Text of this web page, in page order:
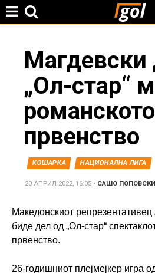
here
Магдевски
„Ол-стар“
романското
првенство
КОШАРКА НАЦИОНАЛНА ЛИГА
20 АПРИЛ 2022, 16:05 • САШО ПОПОВСКИ
Македонскиот
биде дел од „Ол-стар“
првенство.
26-годишниот плејмејкер игра